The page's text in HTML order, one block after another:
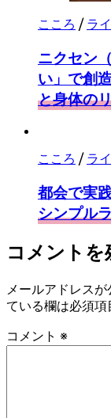
こころ / ラ
ニクセン
い」で創
と身体の
こころ / ラ
都会で実
シンプル
コメントを
メールアドレスが
ている欄は必須項
コメント ※